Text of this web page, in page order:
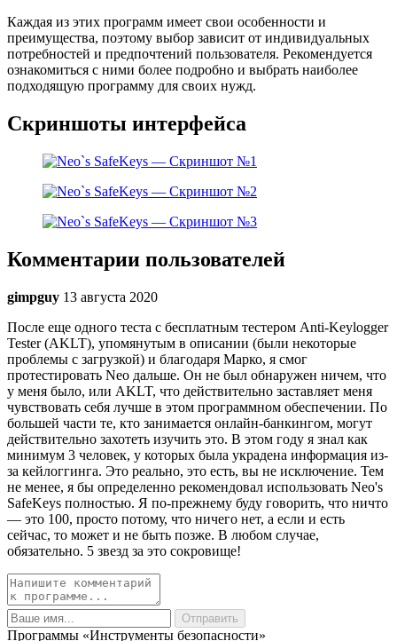
Каждая из этих программ имеет свои особенности и
преимущества, поэтому выбор зависит от индивидуальных
потребностей и предпочтений пользователя. Рекомендуется
ознакомиться с ними более подробно и выбрать наиболее
подходящую программу для своих нужд.
Скриншоты интерфейса
Комментарии пользователей
gimpguy 13 августа 2020
После еще одного теста с бесплатным тестером Anti-Keylogger
Tester (AKLT), упомянутым в описании (были некоторые
проблемы с загрузкой) и благодаря Марко, я смог
протестировать Neo дальше. Он не был обнаружен ничем, что
у меня было, или AKLT, что действительно заставляет меня
чувствовать себя лучше в этом программном обеспечении. По
большей части те, кто занимается онлайн-банкингом, могут
действительно захотеть изучить это. В этом году я знал как
минимум 3 человек, у которых была украдена информация из-
за кейлоггинга. Это реально, это есть, вы не исключение. Тем
не менее, я бы определенно рекомендовал использовать Neo's
SafeKeys полностью. Я по-прежнему буду говорить, что ничто
— это 100, просто потому, что ничего нет, а если и есть
сейчас, то может и не быть позже. В любом случае,
обязательно. 5 звезд за это сокровище!
Программы «Инструменты безопасности»